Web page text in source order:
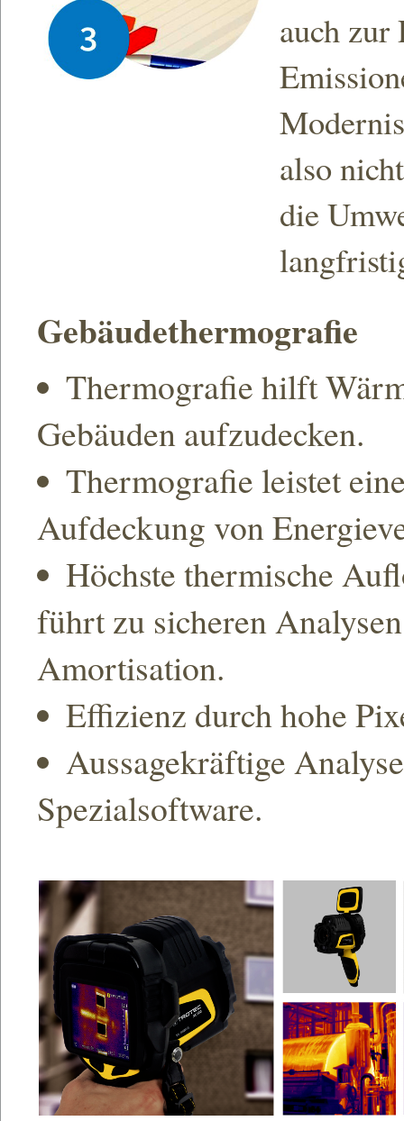
auch zur
also
die
Gebäu­de­ther­mo­grafie
Thermografie hilft
Gebäuden aufzudecken.
Thermografie leistet
Aufdeckung von
Höchste thermische
führt zu sicheren
Amortisation.
Effizienz durch hohe
Aussagekräftige
Spezialsoftware.